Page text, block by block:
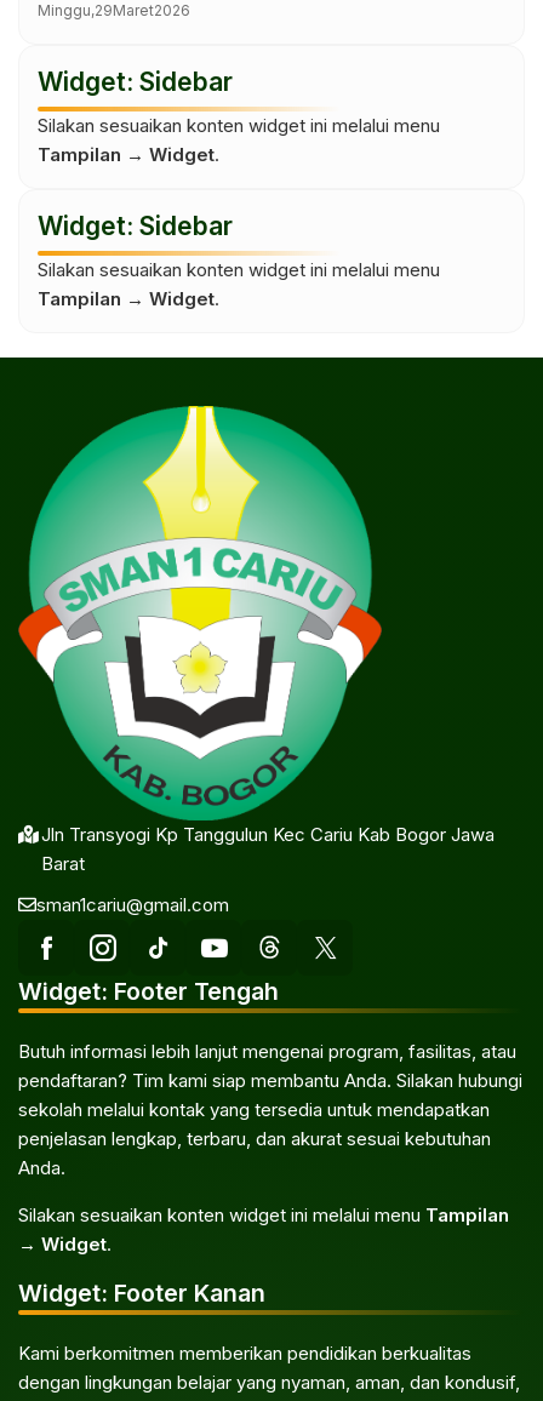
Minggu,29Maret2026
Widget: Sidebar
Silakan sesuaikan konten widget ini melalui menu
Tampilan → Widget.
Widget: Sidebar
Silakan sesuaikan konten widget ini melalui menu
Tampilan → Widget.
Jln Transyogi Kp Tanggulun Kec Cariu Kab Bogor Jawa
Barat
sman1cariu@gmail.com
Widget: Footer Tengah
Butuh informasi lebih lanjut mengenai program, fasilitas, atau
pendaftaran? Tim kami siap membantu Anda. Silakan hubungi
sekolah melalui kontak yang tersedia untuk mendapatkan
penjelasan lengkap, terbaru, dan akurat sesuai kebutuhan
Anda.
Silakan sesuaikan konten widget ini melalui menu Tampilan
→ Widget.
Widget: Footer Kanan
Kami berkomitmen memberikan pendidikan berkualitas
dengan lingkungan belajar yang nyaman, aman, dan kondusif,